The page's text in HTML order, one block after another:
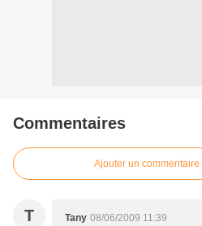
Commentaires
Ajouter un commentaire
T Tany 08/06/2009 11:39